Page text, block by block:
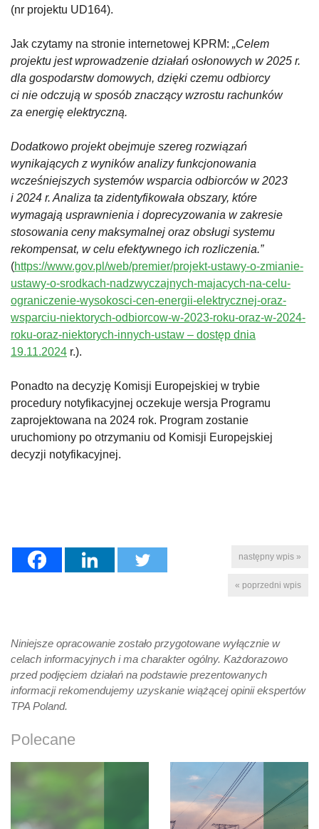
(nr projektu UD164).
Jak czytamy na stronie internetowej KPRM: „Celem
projektu jest wprowadzenie działań osłonowych w 2025 r.
dla gospodarstw domowych, dzięki czemu odbiorcy
ci nie odczują w sposób znaczący wzrostu rachunków
za energię elektryczną.
Dodatkowo projekt obejmuje szereg rozwiązań
wynikających z wyników analizy funkcjonowania
wcześniejszych systemów wsparcia odbiorców w 2023
i 2024 r. Analiza ta zidentyfikowała obszary, które
wymagają usprawnienia i doprecyzowania w zakresie
stosowania ceny maksymalnej oraz obsługi systemu
rekompensat, w celu efektywnego ich rozliczenia.”
(https://www.gov.pl/web/premier/projekt-ustawy-o-zmianie-
ustawy-o-srodkach-nadzwyczajnych-majacych-na-celu-
ograniczenie-wysokosci-cen-energii-elektrycznej-oraz-
wsparciu-niektorych-odbiorcow-w-2023-roku-oraz-w-2024-
roku-oraz-niektorych-innych-ustaw – dostęp dnia
19.11.2024 r.).
Ponadto na decyzję Komisji Europejskiej w trybie
procedury notyfikacyjnej oczekuje wersja Programu
zaprojektowana na 2024 rok. Program zostanie
uruchomiony po otrzymaniu od Komisji Europejskiej
decyzji notyfikacyjnej.
następny wpis »
« poprzedni wpis
Niniejsze opracowanie zostało przygotowane wyłącznie w
celach informacyjnych i ma charakter ogólny. Każdorazowo
przed podjęciem działań na podstawie prezentowanych
informacji rekomendujemy uzyskanie wiążącej opinii ekspertów
TPA Poland.
Polecane